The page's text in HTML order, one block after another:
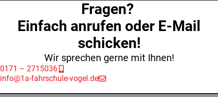
Fragen?
Einfach anrufen oder E-Mail
schicken!
Wir sprechen gerne mit Ihnen!
0171 – 2715036
info@1a-fahrschule-vogel.de